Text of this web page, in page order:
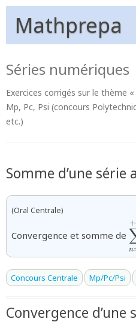
Mathprepa
Séries numériques
Exercices corrigés sur le thème
Mp, Pc, Psi (concours
etc.)
Somme d’une série
(Oral Centrale)
Convergence et somme de
n
+
Concours Centrale Mp/Pc/Psi
Convergence d’une